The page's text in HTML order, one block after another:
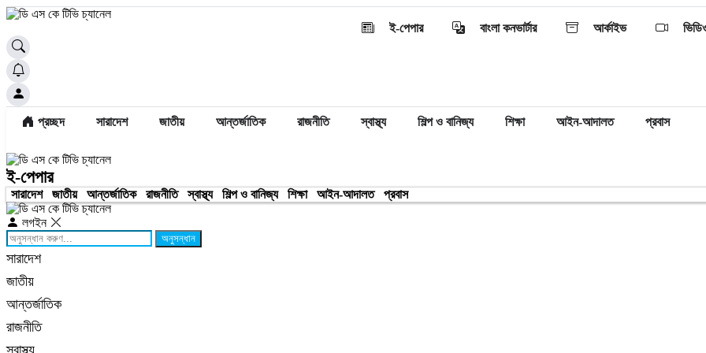
ই-পেপার বাংলা কনভার্টার আর্কাইভ
প্রচ্ছদ সারাদেশ জাতীয় আন্তর্জাতিক রাজনীতি স্বাস্থ্য শিল্প ও বানিজ্য শিক্ষা আইন-আদালত প্রবাস
ই-পেপার
সারাদেশ জাতীয় আন্তর্জাতিক রাজনীতি স্বাস্থ্য শিল্প ও বানিজ্য শিক্ষা আইন-আদালত প্রবাস
লগইন
অনুসন্ধান
সারাদেশ
জাতীয়
আন্তর্জাতিক
রাজনীতি
স্বাস্থ্য